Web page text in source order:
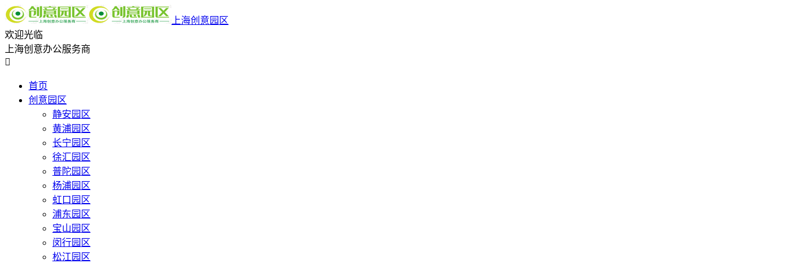
上海创意园区
欢迎光临
上海创意办公服务商

首页
创意园区
静安园区
黄浦园区
长宁园区
徐汇园区
普陀园区
杨浦园区
虹口园区
浦东园区
宝山园区
闵行园区
松江园区